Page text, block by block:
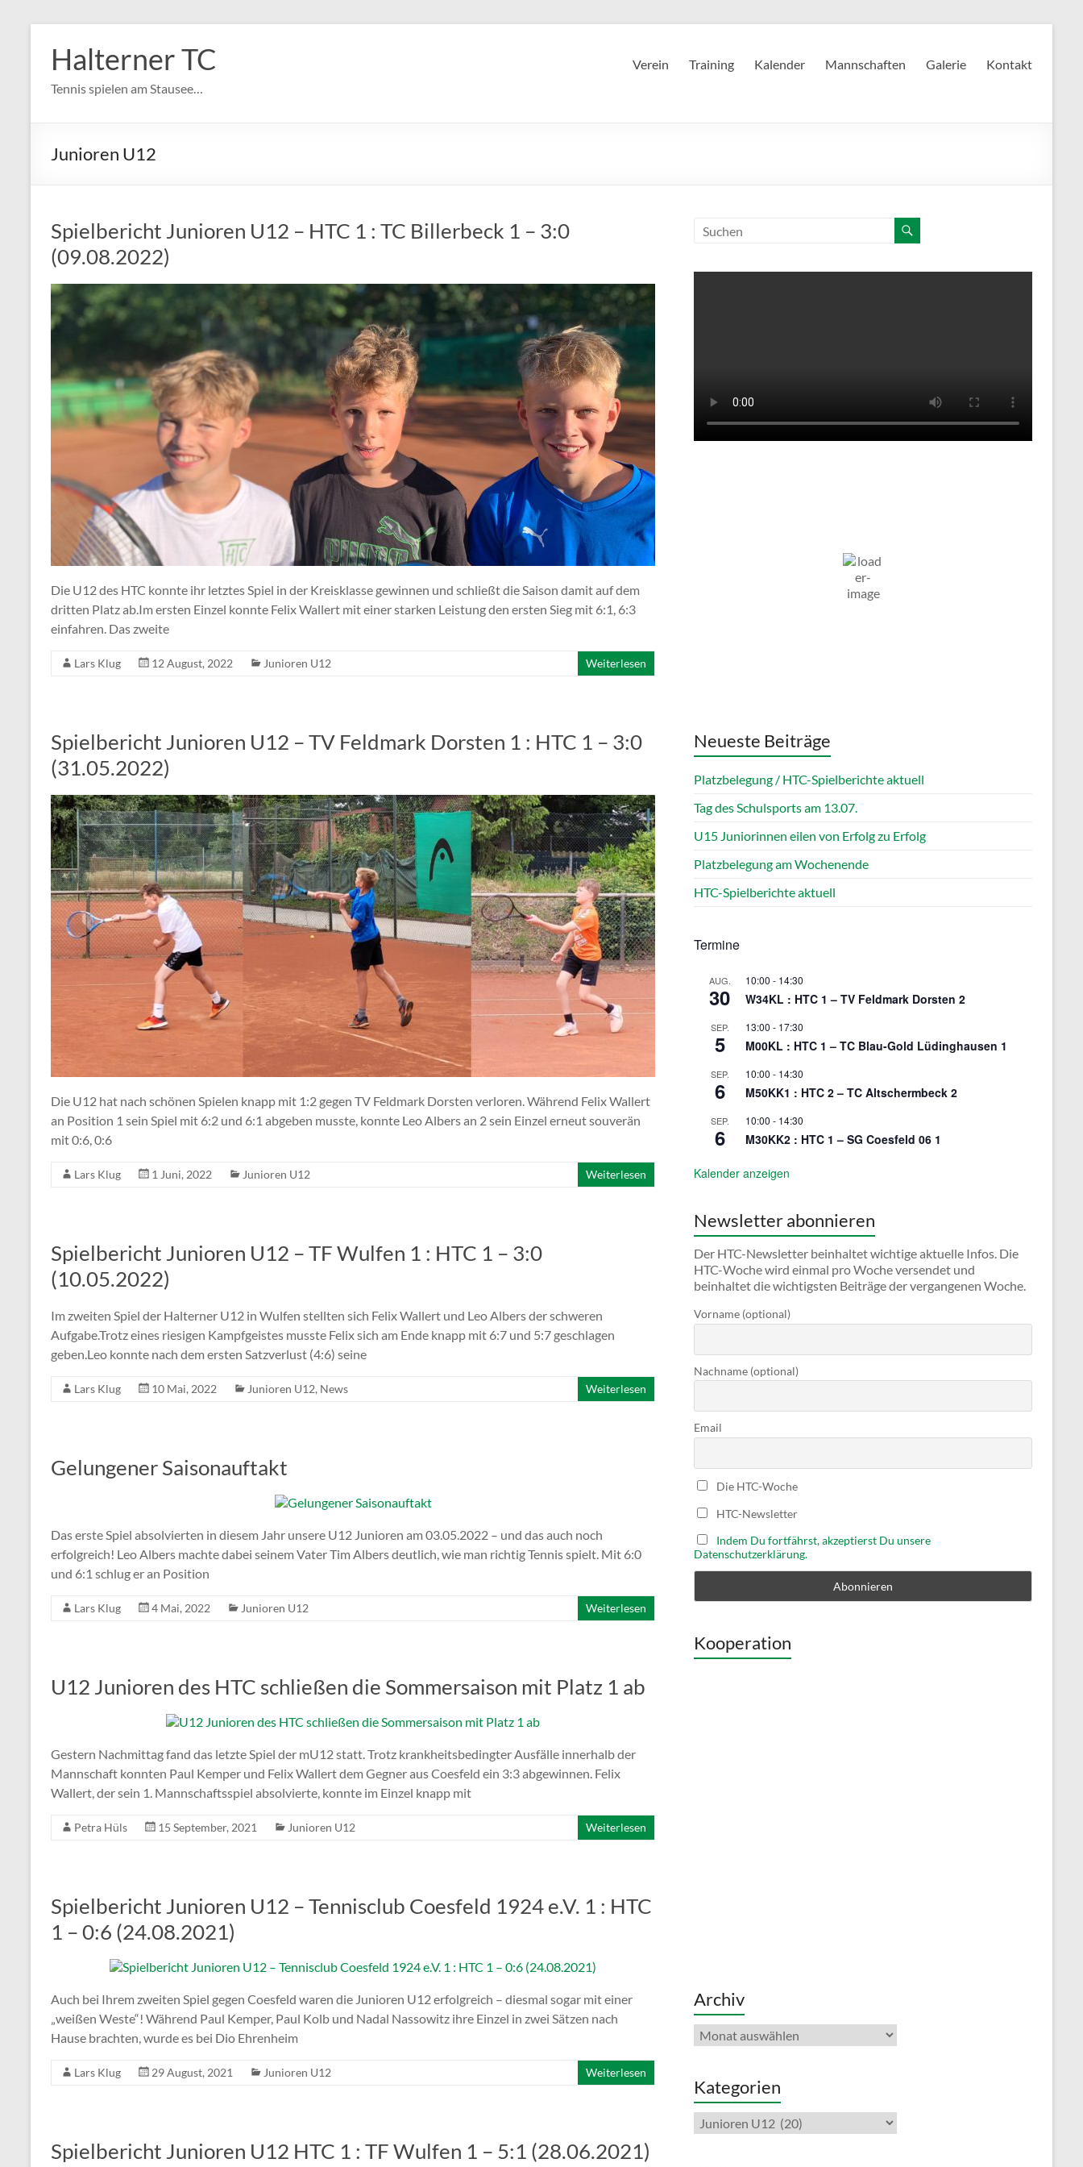
Inhalt
springen
Halterner TC
Tennis spielen am Stausee…
Verein Training Kalender Mannschaften Galerie Kontakt
Junioren U12
Spielbericht Junioren U12 – HTC 1 : TC Billerbeck 1 – 3:0
(09.08.2022)
Die U12 des HTC konnte ihr letztes Spiel in der Kreisklasse gewinnen und schließt die Saison damit auf dem
dritten Platz ab.Im ersten Einzel konnte Felix Wallert mit einer starken Leistung den ersten Sieg mit 6:1, 6:3
einfahren. Das zweite
Lars Klug 12 August, 2022 Junioren U12 Weiterlesen
Spielbericht Junioren U12 – TV Feldmark Dorsten 1 : HTC 1 – 3:0
(31.05.2022)
Die U12 hat nach schönen Spielen knapp mit 1:2 gegen TV Feldmark Dorsten verloren. Während Felix Wallert
an Position 1 sein Spiel mit 6:2 und 6:1 abgeben musste, konnte Leo Albers an 2 sein Einzel erneut souverän
mit 0:6, 0:6
Lars Klug 1 Juni, 2022 Junioren U12 Weiterlesen
Spielbericht Junioren U12 – TF Wulfen 1 : HTC 1 – 3:0
(10.05.2022)
Im zweiten Spiel der Halterner U12 in Wulfen stellten sich Felix Wallert und Leo Albers der schweren
Aufgabe.Trotz eines riesigen Kampfgeistes musste Felix sich am Ende knapp mit 6:7 und 5:7 geschlagen
geben.Leo konnte nach dem ersten Satzverlust (4:6) seine
Lars Klug 10 Mai, 2022 Junioren U12, News Weiterlesen
Gelungener Saisonauftakt
Das erste Spiel absolvierten in diesem Jahr unsere U12 Junioren am 03.05.2022 – und das auch noch
erfolgreich! Leo Albers machte dabei seinem Vater Tim Albers deutlich, wie man richtig Tennis spielt. Mit 6:0
und 6:1 schlug er an Position
Lars Klug 4 Mai, 2022 Junioren U12 Weiterlesen
U12 Junioren des HTC schließen die Sommersaison mit Platz 1 ab
Gestern Nachmittag fand das letzte Spiel der mU12 statt. Trotz krankheitsbedingter Ausfälle innerhalb der
Mannschaft konnten Paul Kemper und Felix Wallert dem Gegner aus Coesfeld ein 3:3 abgewinnen. Felix
Wallert, der sein 1. Mannschaftsspiel absolvierte, konnte im Einzel knapp mit
Petra Hüls 15 September, 2021 Junioren U12 Weiterlesen
Spielbericht Junioren U12 – Tennisclub Coesfeld 1924 e.V. 1 : HTC
1 – 0:6 (24.08.2021)
Auch bei Ihrem zweiten Spiel gegen Coesfeld waren die Junioren U12 erfolgreich – diesmal sogar mit einer
„weißen Weste“! Während Paul Kemper, Paul Kolb und Nadal Nassowitz ihre Einzel in zwei Sätzen nach
Hause brachten, wurde es bei Dio Ehrenheim
Lars Klug 29 August, 2021 Junioren U12 Weiterlesen
Spielbericht Junioren U12 HTC 1 : TF Wulfen 1 – 5:1 (28.06.2021)
Neueste Beiträge
Platzbelegung / HTC-Spielberichte aktuell
Tag des Schulsports am 13.07.
U15 Juniorinnen eilen von Erfolg zu Erfolg
Platzbelegung am Wochenende
HTC-Spielberichte aktuell
Termine
AUG.
30
10:00 - 14:30
W34KL : HTC 1 – TV Feldmark Dorsten 2
SEP.
5
13:00 - 17:30
M00KL : HTC 1 – TC Blau-Gold Lüdinghausen 1
SEP.
6
10:00 - 14:30
M50KK1 : HTC 2 – TC Altschermbeck 2
SEP.
6
10:00 - 14:30
M30KK2 : HTC 1 – SG Coesfeld 06 1
Kalender anzeigen
Newsletter abonnieren
Der HTC-Newsletter beinhaltet wichtige aktuelle Infos. Die
HTC-Woche wird einmal pro Woche versendet und
beinhaltet die wichtigsten Beiträge der vergangenen Woche.
Vorname (optional)
Nachname (optional)
Email
Die HTC-Woche
HTC-Newsletter
Indem Du fortfährst, akzeptierst Du unsere
Datenschutzerklärung.
Kooperation
Archiv
Archiv
Kategorien
Kategorien